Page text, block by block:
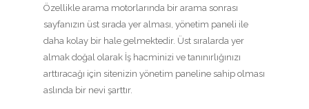
Özellikle arama motorlarında bir arama sonrası
sayfanızın üst sırada yer alması, yönetim paneli ile
daha kolay bir hale gelmektedir. Üst sıralarda yer
almak doğal olarak İş hacminizi ve tanınırlığınızı
arttıracağı için sitenizin yönetim paneline sahip olması
aslında bir nevi şarttır.